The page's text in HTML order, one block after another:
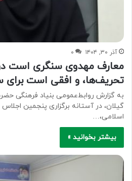
آذر ۳۰, ۱۴۰۴ ۰
معارف مهدوی سنگری است در
تحریف‌ها، و افقی است برای
به گزارش روابط‌عمومی بنیاد فرهنگی
گیلان، در آستانه برگزاری پنجمین
اسلامی،…
بیشتر بخوانید »